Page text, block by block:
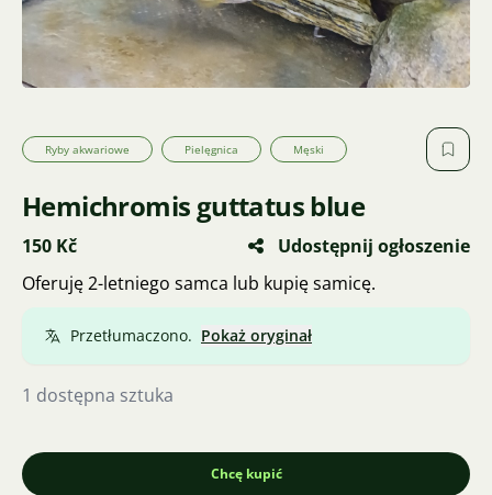
Ryby akwariowe Pielęgnica Męski
Hemichromis guttatus blue
150 Kč
Udostępnij ogłoszenie
Oferuję 2-letniego samca lub kupię samicę.
Przetłumaczono. Pokaż oryginał
1 dostępna sztuka
Chcę kupić